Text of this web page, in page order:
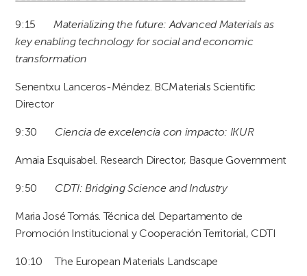
9:15 Materializing the future: Advanced Materials as
key enabling technology for social and economic
transformation
Senentxu Lanceros-Méndez. BCMaterials Scientific
Director
9:30 Ciencia de excelencia con impacto: IKUR
Amaia Esquisabel. Research Director, Basque Government
9:50 CDTI: Bridging Science and Industry
Maria José Tomás. Técnica del Departamento de
Promoción Institucional y Cooperación Territorial, CDTI
10:10 The European Materials Landscape